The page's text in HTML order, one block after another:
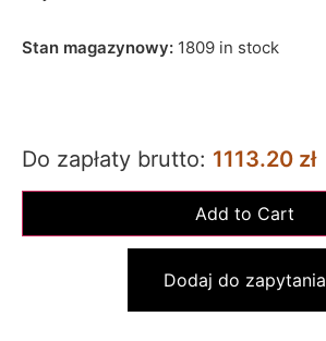
Stan magazynowy: 1809 in stock
Do zapłaty brutto: 1113.20 zł
Dodaj do zapytania